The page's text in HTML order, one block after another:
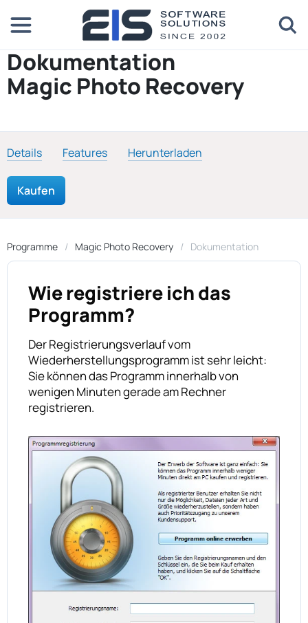
Dokumentation
Magic Photo Recovery
Details Features Herunterladen
Kaufen
Programme Magic Photo Recovery Dokumentation
Wie registriere ich das
Programm?
Der Registrierungsverlauf vom
Wiederherstellungsprogramm ist sehr leicht:
Sie können das Programm innerhalb von
wenigen Minuten gerade am Rechner
registrieren.